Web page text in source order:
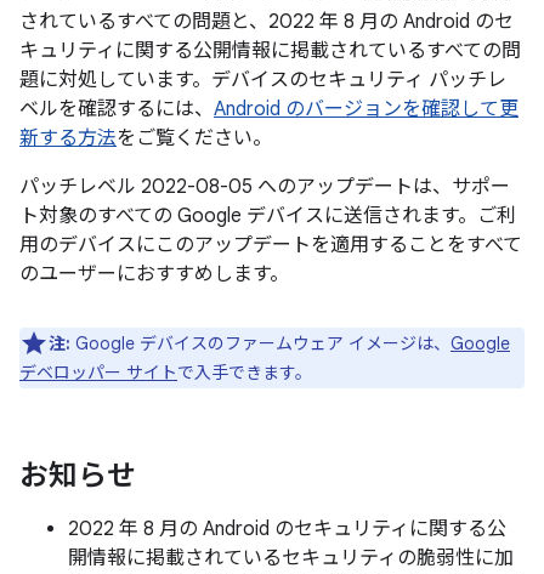
されているすべての問題と、2022 年 8 月の Android のセ
キュリティに関する公開情報に掲載されているすべての問
題に対処しています。デバイスのセキュリティ パッチレ
ベルを確認するには、 Android のバージョンを確認して更
新する方法をご覧ください。
パッチレベル 2022-08-05 へのアップデートは、サポー
ト対象のすべての Google デバイスに送信されます。ご利
用のデバイスにこのアップデートを適用することをすべて
のユーザーにおすすめします。
注: Google デバイスのファームウェア イメージは、 Google
デベロッパー サイトで入手できます。
お知らせ
2022 年 8 月の Android のセキュリティに関する公
開情報に掲載されているセキュリティの脆弱性に加